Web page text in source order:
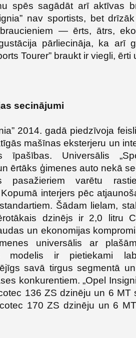
spēs sagādāt arī aktīvas
nav sportists, bet
— ērts, ātrs,
pārliecināja, ka arī
Tourer” braukt ir viegli,
secinājumi
2014. gadā piedzīvoja
mašīnas eksterjeru un
īpašības. Universālis
ērtāks ģimenes auto nekā
pasažieriem varētu
Kopumā interjers pēc
standartiem. Šādam lielam,
dzinējs ir 2,0 litru
un ekonomijas
universālis ar
modelis ir pietiekami
savā tirgus segmentā
konkurentiem. „Opel
136 ZS dzinēju un 6 MT
170 ZS dzinēju un 6